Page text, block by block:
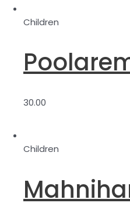
Children
30.00
Children